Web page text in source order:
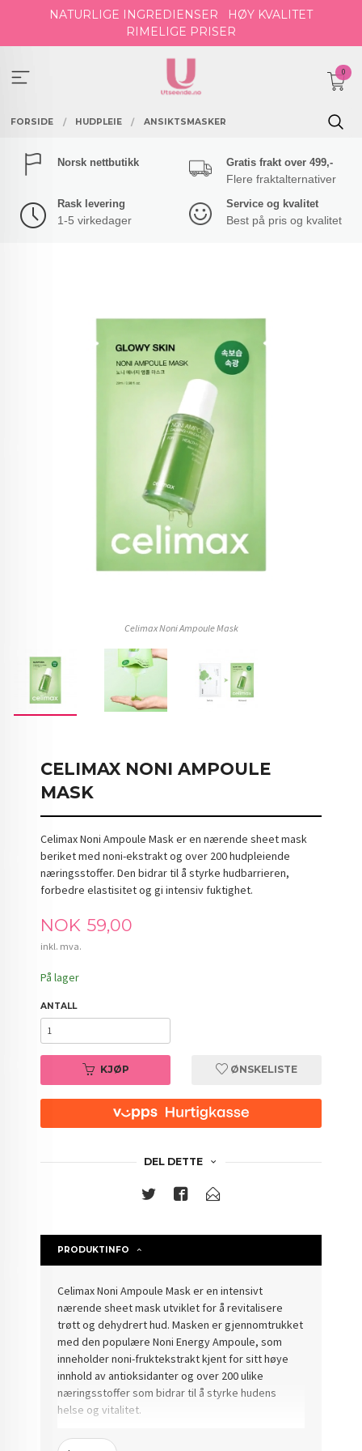
NATURLIGE INGREDIENSER
HØY KVALITET
RIMELIGE PRISER
0
FORSIDE HUDPLEIE ANSIKTSMASKER
Norsk nettbutikk Gratis frakt over 499,-
Flere fraktalternativer
Rask levering
1-5 virkedager
Service og kvalitet
Best på pris og kvalitet
Celimax Noni Ampoule Mask
CELIMAX NONI AMPOULE
MASK
Celimax Noni Ampoule Mask er en nærende sheet mask
beriket med noni-ekstrakt og over 200 hudpleiende
næringsstoffer. Den bidrar til å styrke hudbarrieren,
forbedre elastisitet og gi intensiv fuktighet.
Pris
NOK 59,00
inkl. mva.
På lager
ANTALL
KJØP ØNSKELISTE
DEL DETTE
PRODUKTINFO
Celimax Noni Ampoule Mask er en intensivt
nærende sheet mask utviklet for å revitalisere
trøtt og dehydrert hud. Masken er gjennomtrukket
med den populære Noni Energy Ampoule, som
inneholder noni-fruktekstrakt kjent for sitt høye
innhold av antioksidanter og over 200 ulike
næringsstoffer som bidrar til å styrke hudens
helse og vitalitet.
Formelen er beriket med hyaluronsyre og